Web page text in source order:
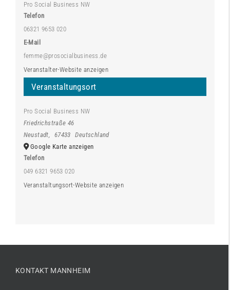
Veranstaltungsort
Pro Social Business NW
Friedrichstraße 46
Neustadt, 67433
Deutschland
Google Karte anzeigen
Telefon
049 6321 9653 020
Veranstaltungsort-Website anzeigen
Pro Social Business NW
Telefon
06321 9653 020
E-Mail
femme@prosocialbusiness.de
Veranstalter-Website anzeigen
KONTAKT MANNHEIM